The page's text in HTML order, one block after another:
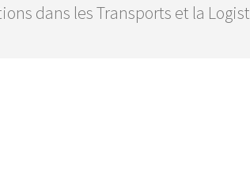
dans les Transports et la